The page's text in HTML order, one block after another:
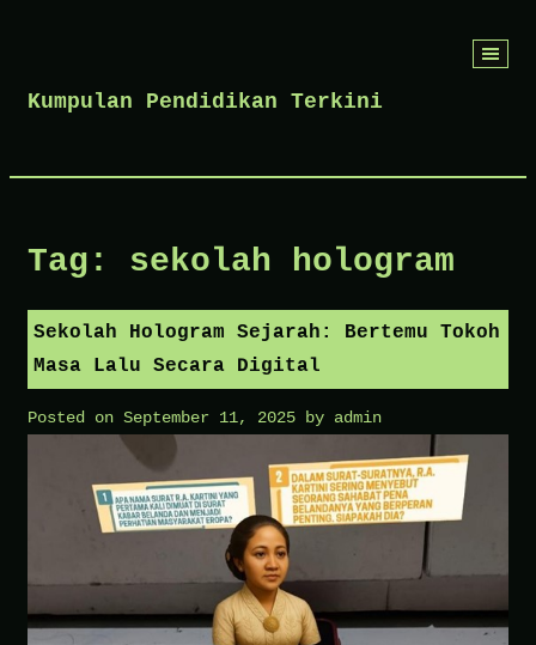
Kumpulan Pendidikan Terkini
Tag: sekolah hologram
Sekolah Hologram Sejarah: Bertemu Tokoh
Masa Lalu Secara Digital
Posted on September 11, 2025 by admin